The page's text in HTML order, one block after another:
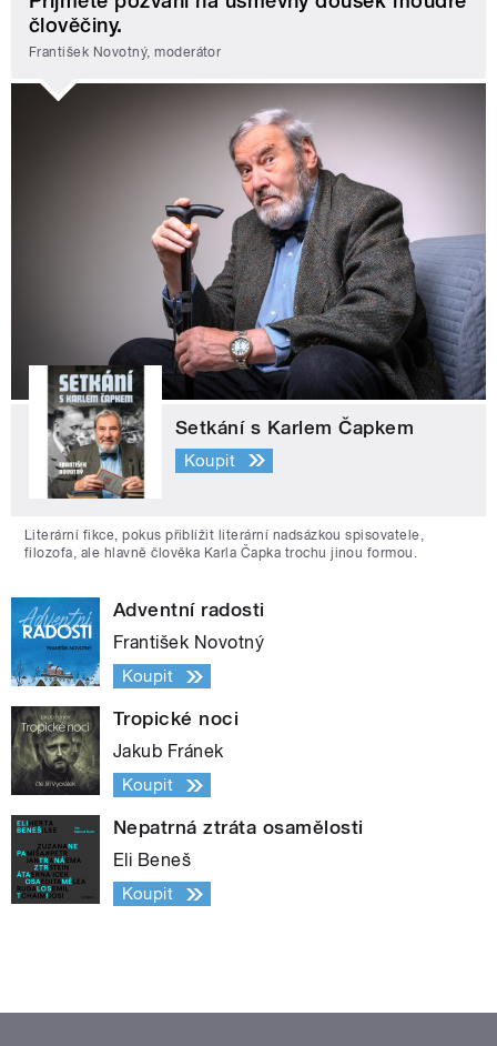
člověčiny.
František Novotný, moderátor
Setkání s Karlem Čapkem
Koupit
Literární fikce, pokus přiblížit literární nadsázkou spisovatele,
filozofa, ale hlavně člověka Karla Čapka trochu jinou formou.
Adventní radosti
František Novotný
Koupit
Tropické noci
Jakub Fránek
Koupit
Nepatrná ztráta osamělosti
Eli Beneš
Koupit